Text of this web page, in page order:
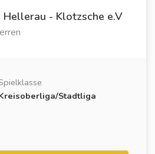
Hellerau - Klotzsche e.V
Stadtliga